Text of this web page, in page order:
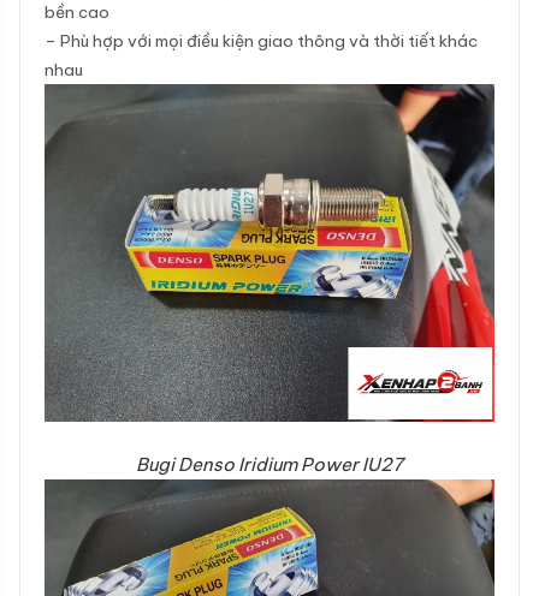
bền cao
– Phù hợp với mọi điều kiện giao thông và thời tiết khác
nhau
Bugi Denso Iridium Power IU27